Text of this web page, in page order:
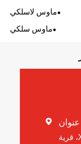
ماوس لاسلكي
ماوس سلكي
 عنوان
رقم 3 Xiguadi، قرية